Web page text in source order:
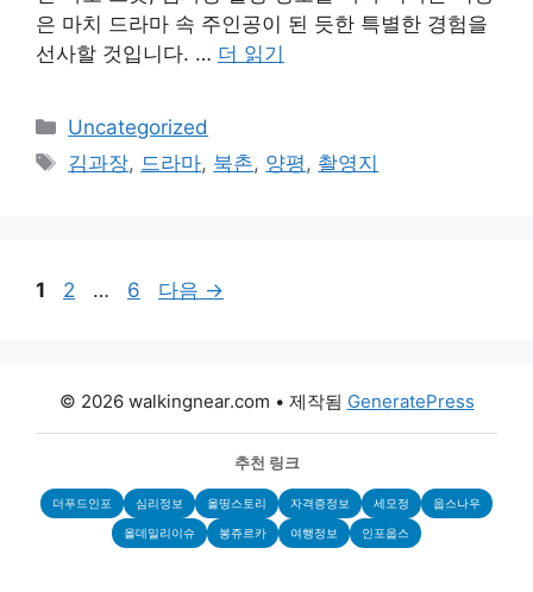
은 마치 드라마 속 주인공이 된 듯한 특별한 경험을
선사할 것입니다. … 더 읽기
카
테
고
Uncategorized
태
김과장, 드라마, 북촌, 양평 , 촬영지
페
1
페
2 …
페
6 다음 →
© 2026 walkingnear.com • 제작됨 GeneratePress
추천 링크
더푸드인포 심리정보 올띵스토리 자격증정보 세모정 웁스나우
올데일리이슈 봉쥬르카 여행정보 인포웁스